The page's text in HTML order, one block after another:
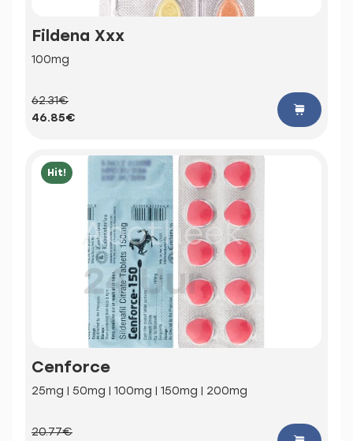
Fildena Xxx
100mg
62.31€
46.85€
Hit!
Cenforce
25mg | 50mg | 100mg | 150mg | 200mg
20.77€